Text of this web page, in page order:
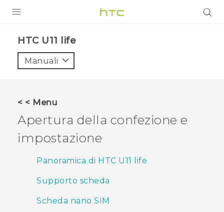
VIVE
VIVERSE
ASSISTENZA
Accessori e dispositivi HTC
Accesso
HTC U11 life‎
Manuali
< < Menu
Apertura della confezione e
impostazione
Panoramica di HTC U11 life
Supporto scheda
Scheda nano SIM